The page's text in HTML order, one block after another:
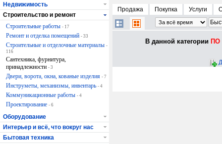
Продажа Покупка Услуги
В данной категории ПО
Недвижимость
Строительство и ремонт
Строительные работы - 17
Ремонт и отделка помещений - 33
Строительные и отделочные материалы -
116
Сантехника, фурнитура,
принадлежности - 3
Двери, ворота, окна, кованые изделия - 7
Инструметы, механизмы, инвентарь - 4
Коммуникационные работы - 4
Проектирование - 6
Оборудование
Интерьер и всё, что вокруг нас
Бытовая техника